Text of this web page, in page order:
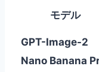
モデル
GPT-Image-2
Nano Banana